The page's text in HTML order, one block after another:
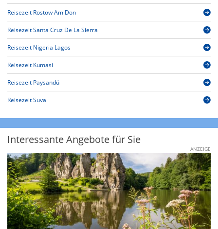
Reisezeit Rostow Am Don
Reisezeit Santa Cruz De La Sierra
Reisezeit Nigeria Lagos
Reisezeit Kumasi
Reisezeit Paysandú
Reisezeit Suva
Interessante Angebote für Sie
ANZEIGE